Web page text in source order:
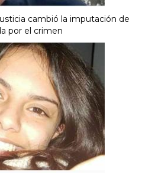
cambió la imputación de
por el crimen